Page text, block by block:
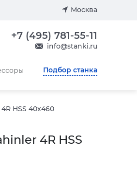
Москва
+7 (495) 781-55-11
info@stanki.ru
Подбор станка
HSS 40x460
4R HSS